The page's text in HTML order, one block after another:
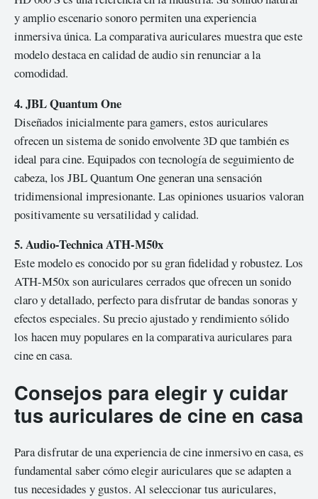
y amplio escenario sonoro permiten una experiencia
inmersiva única. La comparativa auriculares muestra que este
modelo destaca en calidad de audio sin renunciar a la
comodidad.
4. JBL Quantum One
Diseñados inicialmente para gamers, estos auriculares
ofrecen un sistema de sonido envolvente 3D que también es
ideal para cine. Equipados con tecnología de seguimiento de
cabeza, los JBL Quantum One generan una sensación
tridimensional impresionante. Las opiniones usuarios valoran
positivamente su versatilidad y calidad.
5. Audio-Technica ATH-M50x
Este modelo es conocido por su gran fidelidad y robustez. Los
ATH-M50x son auriculares cerrados que ofrecen un sonido
claro y detallado, perfecto para disfrutar de bandas sonoras y
efectos especiales. Su precio ajustado y rendimiento sólido
los hacen muy populares en la comparativa auriculares para
cine en casa.
Consejos para elegir y cuidar
tus auriculares de cine en casa
Para disfrutar de una experiencia de cine inmersivo en casa, es
fundamental saber cómo elegir auriculares que se adapten a
tus necesidades y gustos. Al seleccionar tus auriculares,